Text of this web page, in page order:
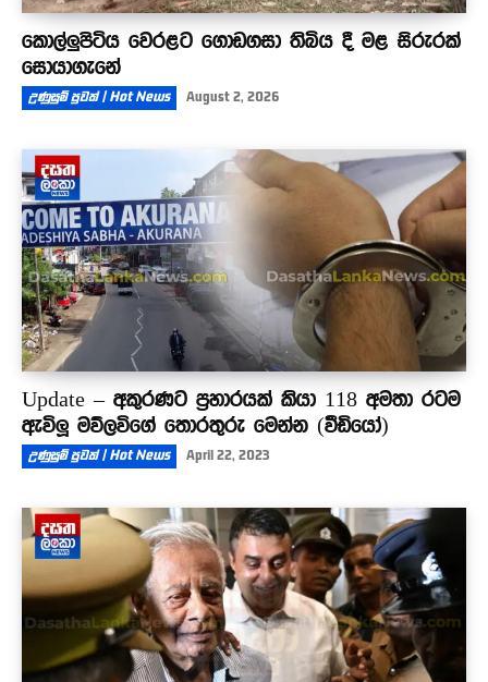
කොල්ලුපිටිය වෙරළට ගොඩගසා තිබිය දී මළ සිරුරක්
සොයාගැනේ
උණුසුම් පුවත් | Hot News August 2, 2026
Update – අකුරණට ප්‍රහාරයක් කියා 118 අමතා රටම
ඇවිලූ මව්ලවිගේ තොරතුරු මෙන්න (වීඩියෝ)
උණුසුම් පුවත් | Hot News April 22, 2023